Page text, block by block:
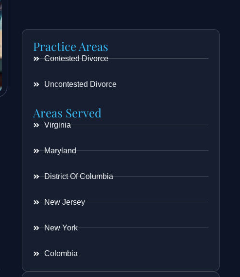
Practice Areas
Contested Divorce
Uncontested Divorce
Areas Served
Virginia
Maryland
District Of Columbia
New Jersey
New York
Colombia